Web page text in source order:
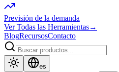
Previsión de la demanda
Ver Todas las Herramientas→
BlogRecursosContacto
es